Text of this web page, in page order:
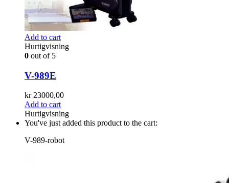
Add to cart
Hurtigvisning
0 out of 5
V-989E
kr23000,00
Add to cart
Hurtigvisning
You've just added this product to the cart:
V-989-robot